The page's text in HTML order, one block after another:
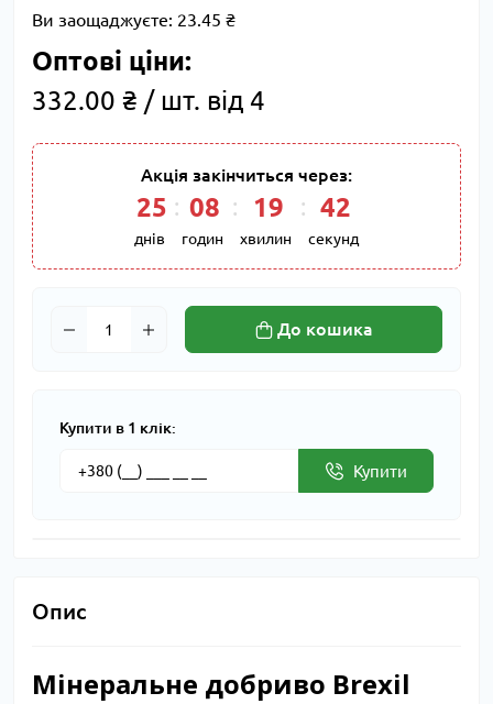
Ви заощаджуєте: 23.45 ₴
Оптові ціни:
332.00 ₴ / шт. від 4
Акція закінчиться через:
25
днів
: 08
годин
: 19
хвилин
: 41
секунд
До кошика
Купити в 1 клік:
Купити
Опис
Мінеральне добриво Brexil